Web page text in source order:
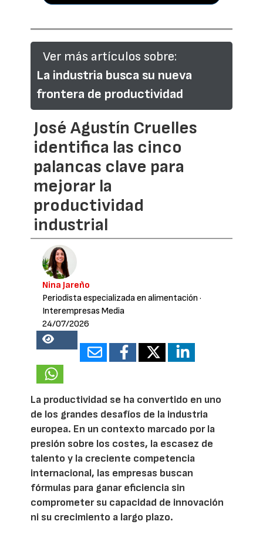
Ver más artículos sobre:
La industria busca su nueva
frontera de productividad
José Agustín Cruelles
identifica las cinco
palancas clave para
mejorar la
productividad
industrial
Nina Jareño
Periodista especializada en alimentación ·
Interempresas Media
24/07/2026
22280
La productividad se ha convertido en uno
de los grandes desafíos de la industria
europea. En un contexto marcado por la
presión sobre los costes, la escasez de
talento y la creciente competencia
internacional, las empresas buscan
fórmulas para ganar eficiencia sin
comprometer su capacidad de innovación
ni su crecimiento a largo plazo.